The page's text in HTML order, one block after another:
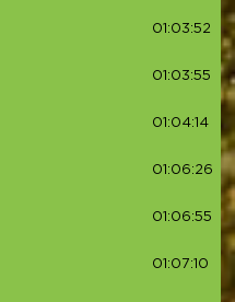
01:03:52
01:03:55
01:04:14
01:06:26
01:06:55
01:07:10